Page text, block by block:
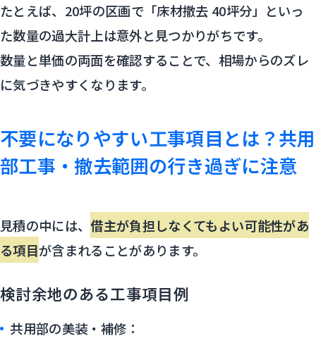
たとえば、20坪の区画で「床材撤去 40坪分」といっ
た数量の過大計上は意外と見つかりがちです。
数量と単価の両面を確認することで、相場からのズレ
に気づきやすくなります。
不要になりやすい工事項目とは？共用
部工事・撤去範囲の行き過ぎに注意
見積の中には、借主が負担しなくてもよい可能性があ
る項目が含まれることがあります。
検討余地のある工事項目例
共用部の美装・補修：